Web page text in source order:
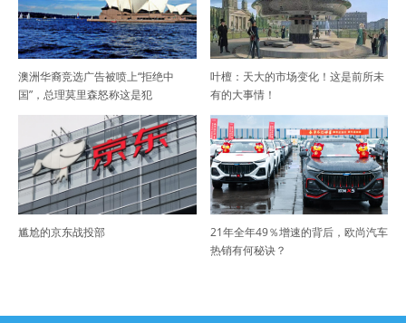
澳洲华裔竞选广告被喷上“拒绝中
国”，总理莫里森怒称这是犯
叶檀：天大的市场变化！这是前所未
有的大事情！
尴尬的京东战投部
21年全年49％增速的背后，欧尚汽车
热销有何秘诀？